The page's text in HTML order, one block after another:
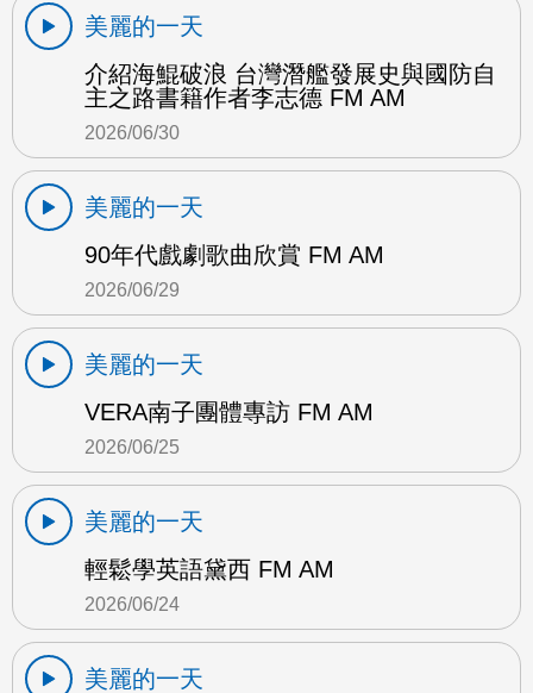
美麗的一天
介紹海鯤破浪 台灣潛艦發展史與國防自
主之路書籍作者李志德 FM AM
2026/06/30
美麗的一天
90年代戲劇歌曲欣賞 FM AM
2026/06/29
美麗的一天
VERA南子團體專訪 FM AM
2026/06/25
美麗的一天
輕鬆學英語黛西 FM AM
2026/06/24
美麗的一天